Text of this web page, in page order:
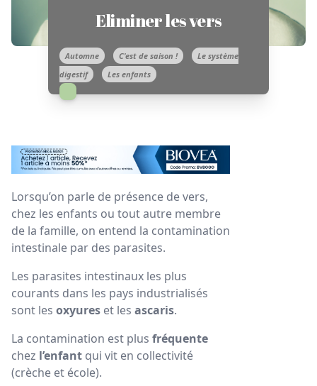
Eliminer les vers
Automne C'est de saison !
Le système
digestif
Les enfants
Lorsqu’on parle de présence de vers,
chez les enfants ou tout autre membre
de la famille, on entend la contamination
intestinale par des parasites.
Les parasites intestinaux les plus
courants dans les pays industrialisés
sont les oxyures et les ascaris.
La contamination est plus fréquente
chez l’enfant qui vit en collectivité
(crèche et école).